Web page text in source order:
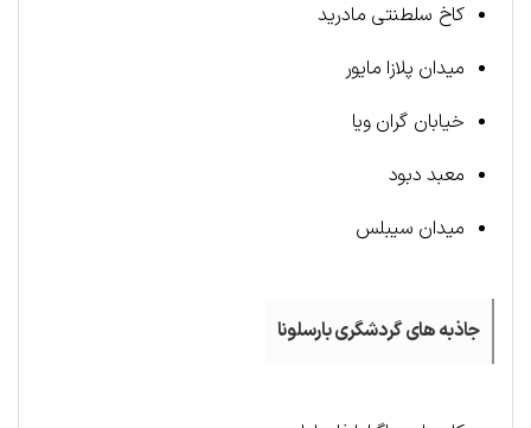
کاخ سلطنتی مادرید
میدان پلازا مایور
خیابان گران ویا
معبد دبود
میدان سیبلس
جاذبه های گردشگری بارسلونا